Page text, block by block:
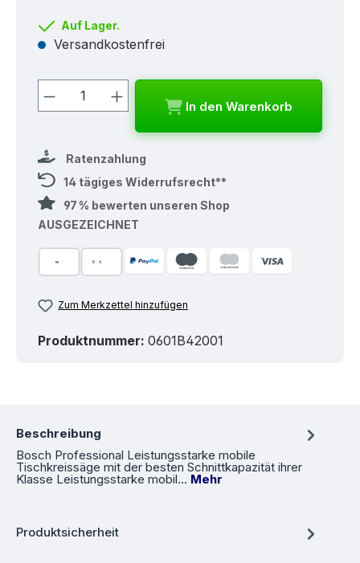
Auf Lager.
Versandkostenfrei
Produkt Anzahl: Gib den
In den Warenkorb
Ratenzahlung
14 tägiges Widerrufsrecht**
97 % bewerten unseren Shop
AUSGEZEICHNET
Zum Merkzettel hinzufügen
Produktnummer: 0601B42001
Beschreibung
Bosch Professional Leistungsstarke mobile
Tischkreissäge mit der besten Schnittkapazität ihrer
Klasse Leistungsstarke mobil… Mehr
Produktsicherheit